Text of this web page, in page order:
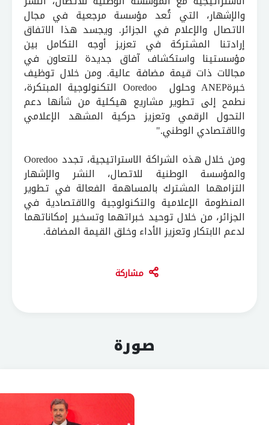
والإشهار، التي تُعد مؤسسة مرجعية في مجال
الاتصال والإعلام في الجزائر. ويجسد هذا الاتفاق
إرادتنا المشتركة في تعزيز أوجه التكامل بين
مؤسستينا واستكشاف آفاق جديدة للتعاون في
مجالات ذات قيمة مضافة عالية. ومن خلال توظيف
خبرةANEP وحلول Ooredoo التكنولوجية المبتكرة،
نطمح إلى تطوير مشاريع هيكلية من شأنها دعم
التحول الرقمي وتعزيز حركية المشهد الإعلامي
والاقتصادي الوطني."
ومن خلال هذه الشراكة الاستراتيجية، تجدد Ooredoo
والمؤسسة الوطنية للاتصال، النشر والإشهار
التزامهما المشترك بالمساهمة الفعالة في تطوير
المنظومة الإعلامية والتكنولوجية والاقتصادية في
الجزائر، من خلال توحيد خبراتهما وتسخير إمكاناتهما
لدعم الابتكار وتعزيز الأداء وخلق القيمة المضافة.
مشاركة
صورة